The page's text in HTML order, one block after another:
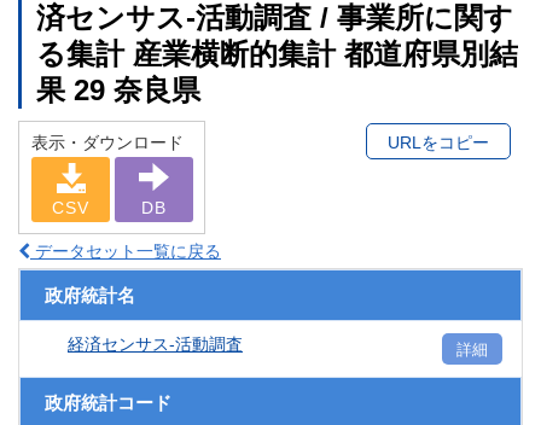
済センサス‐活動調査 / 事業所に関す
る集計 産業横断的集計 都道府県別結
果 29 奈良県
表示・ダウンロード
CSV DB
URLをコピー
データセット一覧に戻る
政府統計名
経済センサス‐活動調査 詳細
政府統計コード